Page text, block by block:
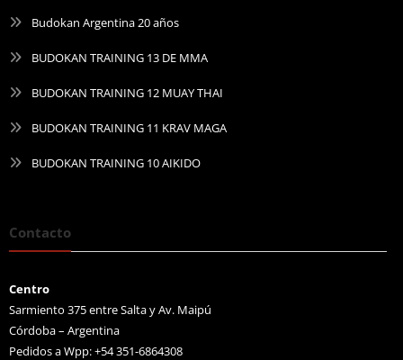
Budokan Argentina 20 años
BUDOKAN TRAINING 13 DE MMA
BUDOKAN TRAINING 12 MUAY THAI
BUDOKAN TRAINING 11 KRAV MAGA
BUDOKAN TRAINING 10 AIKIDO
Contacto
Centro
Sarmiento 375 entre Salta y Av. Maipú
Córdoba – Argentina
Pedidos a Wpp: +54 351-6864308